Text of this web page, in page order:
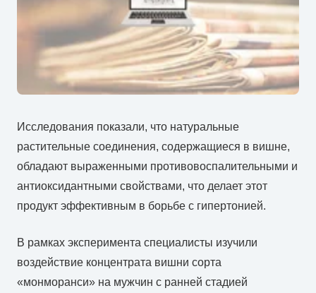
Исследования показали, что натуральные
растительные соединения, содержащиеся в вишне,
обладают выраженными противовоспалительными и
антиоксидантными свойствами, что делает этот
продукт эффективным в борьбе с гипертонией.
В рамках эксперимента специалисты изучили
воздействие концентрата вишни сорта
«монморанси» на мужчин с ранней стадией